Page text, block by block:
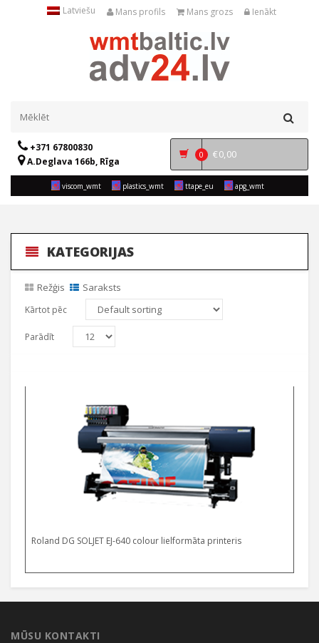
Latviešu Mans profils Mans grozs Ienākt
+371 67800830
A.Deglava 166b, Rīga
0 €0,00
viscom_wmt plastics_wmt ttape_eu apg_wmt
KATEGORIJAS
Režģis Saraksts
Kārtot pēc
Parādīt
Roland DG SOLJET EJ-640 colour lielformāta printeris
MŪSU KONTAKTI